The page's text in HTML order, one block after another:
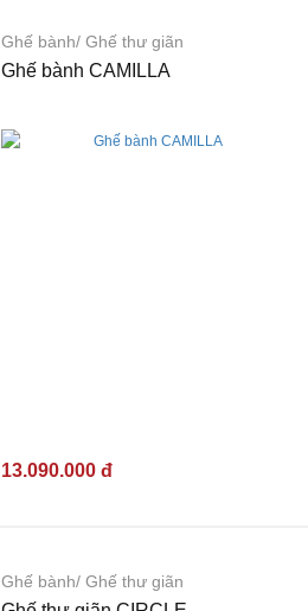
Ghế bành/ Ghế thư giãn
Ghế bành CAMILLA
13.090.000 đ
Ghế bành/ Ghế thư giãn